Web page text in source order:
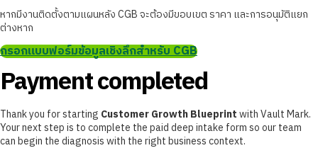
หากมีงานติดตั้งตามแผนหลัง CGB จะต้องมีขอบเขต ราคา และการอนุมัติแยก
ต่างหาก
กรอกแบบฟอร์มข้อมูลเชิงลึกสำหรับ CGB
Payment completed
Thank you for starting Customer Growth Blueprintwith Vault Mark.
Your next step is to complete the paid deep intake form so our team
can begin the diagnosis with the right business context.